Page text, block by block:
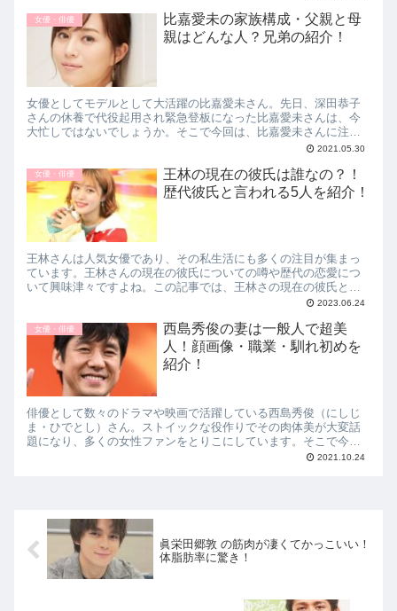
写真を交えて紹介していきます。
女優・俳優
比嘉愛未の家族構成・父親と母
親はどんな人？兄弟の紹介！
女優としてモデルとして大活躍の比嘉愛未さん。先日、深田恭子
さんの休養で代役起用され緊急登板になった比嘉愛未さんは、今
大忙しではないでしょうか。そこで今回は、比嘉愛未さんに注目
し、家族構成・父親と母親はどんな人？兄弟について紹介してい
2021.05.30
女優・俳優
王林の現在の彼氏は誰なの？！
歴代彼氏と言われる5人を紹介！
王林さんは人気女優であり、その私生活にも多くの注目が集まっ
ています。王林さんの現在の彼氏についての噂や歴代の恋愛につ
いて興味津々ですよね。この記事では、王林さの現在の彼氏と噂
される5人の男性をご紹介します。彼女の恋愛の歴史を辿りなが
2023.06.24
女優・俳優
西島秀俊の妻は一般人で超美
人！顔画像・職業・馴れ初めを
紹介！
俳優として数々のドラマや映画で活躍している西島秀俊（にしじ
ま・ひでとし）さん。ストイックな役作りでその肉体美が大変話
題になり、多くの女性ファンをとりこにしています。そこで今回
は、西島秀俊の妻は一般人で超美人！顔画像・職業・馴れ初めを
2021.10.24
眞栄田郷敦 の筋肉が凄くてかっこいい！
体脂肪率に驚き！